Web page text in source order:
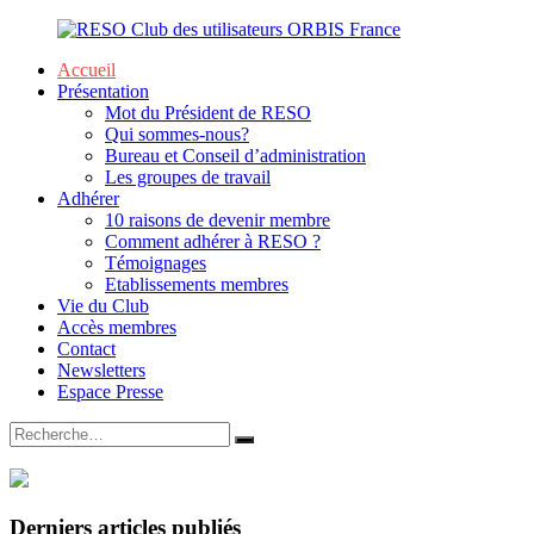
contenu
RESO
Club
des
utilisateurs
ORBIS
France
Accueil
Présentation
Mot du Président de RESO
Qui sommes-nous?
Bureau et Conseil d’administration
Les groupes de travail
Adhérer
10 raisons de devenir membre
Comment adhérer à RESO ?
Témoignages
Etablissements membres
Vie du Club
Accès membres
Contact
Newsletters
Espace Presse
Rechercher
:
Rechercher
Derniers articles publiés